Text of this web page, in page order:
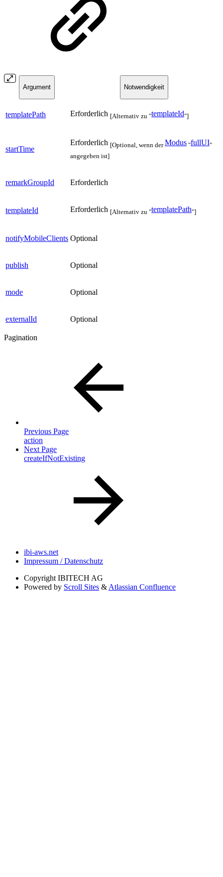
Argument Notwendigkeit
templatePath Erforderlich [Alternativ zu "templateId"]
startTime
Erforderlich [Optional, wenn der Modus "fullUI"
angegeben ist]
remarkGroupId Erforderlich
templateId Erforderlich [Alternativ zu "templatePath"]
notifyMobileClients Optional
publish Optional
mode Optional
externalId Optional
Pagination
Previous Page
action
Next Page
createIfNotExisting
ibi-aws.net
Impressum / Datenschutz
Copyright IBITECH AG
Powered by Scroll Sites & Atlassian Confluence